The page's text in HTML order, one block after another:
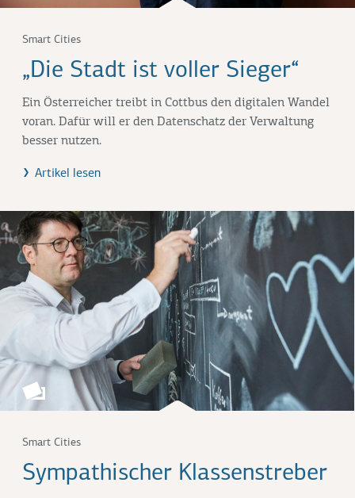
Smart Cities
„Die Stadt ist voller Sieger“
Ein Österreicher treibt in Cottbus den digitalen Wandel
voran. Dafür will er den Datenschatz der Verwaltung
besser nutzen.
Artikel lesen
Smart Cities
Sympathischer Klassenstreber